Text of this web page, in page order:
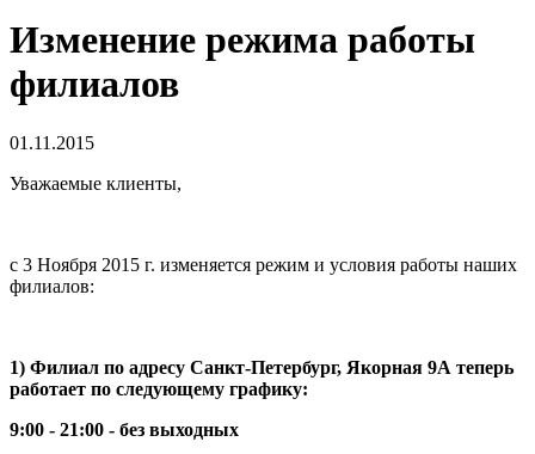
Изменение режима работы
филиалов
01.11.2015
Уважаемые клиенты,
с 3 Ноября 2015 г. изменяется режим и условия работы наших
филиалов:
1) Филиал по адресу Санкт-Петербург, Якорная 9А теперь
работает по следующему графику:
9:00 - 21:00 - без выходных